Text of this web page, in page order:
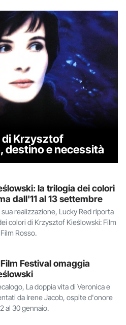
di Krzysztof
destino e necessità
la trilogia dei colori
dall'11 al 13 settembre
realizzazione, Lucky Red riporta
colori di Krzysztof Kieślowski: Film
Rosso.
Festival omaggia
La doppia vita di Veronica e
da Irene Jacob, ospite d'onore
al 30 gennaio.